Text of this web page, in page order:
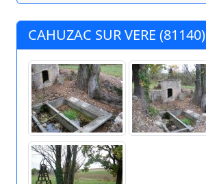
CAHUZAC SUR VERE (81140)